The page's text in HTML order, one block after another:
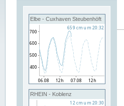
Elbe - Cuxhaven Steubenhöft
RHEIN - Koblenz